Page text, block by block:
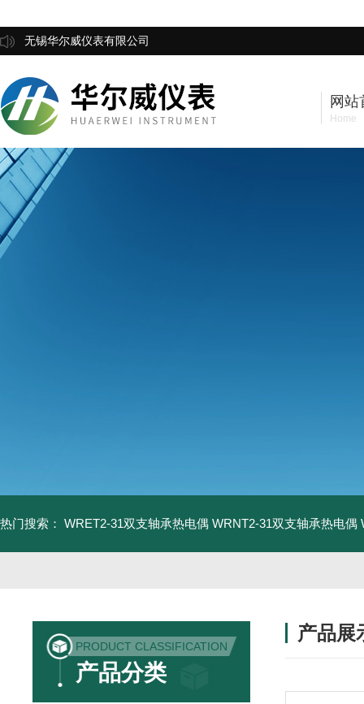
无锡华尔威仪表有限公司
网站
Home
热门搜索： WRET2-31双支轴承热电偶 WRNT2-31双支轴承热电偶
PRODUCT CLASSIFICATION
产品分类
产品展